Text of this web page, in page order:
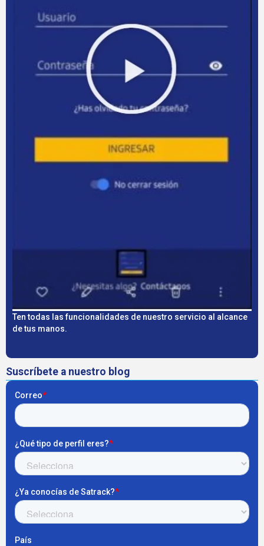
Ten todas las funcionalidades de nuestro servicio al alcance
de tus manos.
Suscríbete a nuestro blog